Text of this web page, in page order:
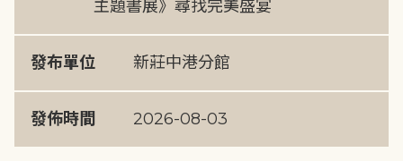
主題書展》尋找完美盛宴
發布單位 新莊中港分館
發佈時間 2026-08-03